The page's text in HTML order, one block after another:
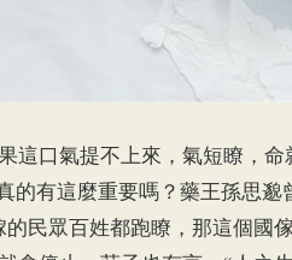
這口氣提不上來，氣短瞭，
的有這麼重要嗎？藥王孫思邈
民眾百姓都跑瞭，那這個國